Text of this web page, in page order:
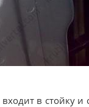
в стойку